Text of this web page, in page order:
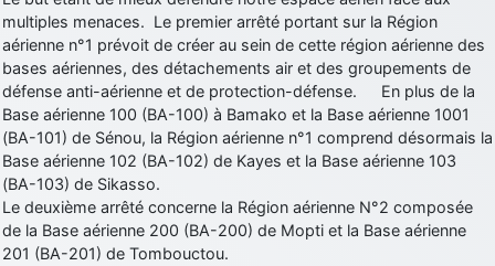
multiples menaces. Le premier arrêté portant sur la Région
aérienne n°1 prévoit de créer au sein de cette région aérienne des
bases aériennes, des détachements air et des groupements de
défense anti-aérienne et de protection-défense. En plus de la
Base aérienne 100 (BA-100) à Bamako et la Base aérienne 1001
(BA-101) de Sénou, la Région aérienne n°1 comprend désormais la
Base aérienne 102 (BA-102) de Kayes et la Base aérienne 103
(BA-103) de Sikasso.
Le deuxième arrêté concerne la Région aérienne N°2 composée
de la Base aérienne 200 (BA-200) de Mopti et la Base aérienne
201 (BA-201) de Tombouctou.